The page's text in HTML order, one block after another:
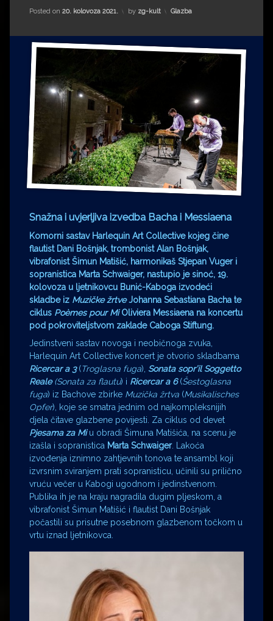
Matea Andrić
Ljiljana Lekanić-Kljaić
Željko Krznarić
Mario Lovreković
Miroslav Šantek
Posted on 20. kolovoza 2021. by zg-kult Kategorije:
Glazba
Snažna i uvjerljiva izvedba Bacha i Messiaena
Komorni sastav Harlequin Art Collective kojeg čine
flautist Dani Bošnjak, trombonist Alan Bošnjak,
vibrafonist Šimun Matišić, harmonikaš Stjepan Vuger i
sopranistica Marta Schwaiger, nastupio je sinoć, 19.
kolovoza u ljetnikovcu Bunić-Kaboga izvodeći
skladbe iz Muzičke žrtveJohanna Sebastiana Bacha te
ciklus Poèmes pour MiOliviera Messiaena na koncertu
pod pokroviteljstvom zaklade Caboga Stiftung.
Jedinstveni sastav novoga i neobičnoga zvuka,
Harlequin Art Collective koncert je otvorio skladbama
Ricercar a 3(Troglasna fuga), Sonata sopr’il Soggetto
Reale (Sonata za flautu) i Ricercar a 6(Šestoglasna
fuga) iz Bachove zbirke Muzička žrtva (Musikalisches
Opfer), koje se smatra jednim od najkompleksnijih
djela čitave glazbene povijesti. Za ciklus od devet
Pjesama za Miu obradi Šimuna Matišića, na scenu je
izašla i sopranistica Marta Schwaiger. Lakoća
izvođenja iznimno zahtjevnih tonova te ansambl koji
izvrsnim sviranjem prati sopranisticu, učinili su prilično
vruću večer u Kabogi ugodnom i jedinstvenom.
Publika ih je na kraju nagradila dugim pljeskom, a
vibrafonist Šimun Matišić i flautist Dani Bošnjak
počastili su prisutne posebnom glazbenom točkom u
vrtu iznad ljetnikovca.